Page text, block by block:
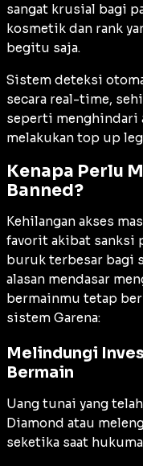
sangat krusial bagi
kosmetik dan rank
begitu saja.
Sistem deteksi
secara real-time,
seperti menghindari
melakukan top up
Kenapa Perlu
Banned?
Kehilangan akses
favorit akibat sanksi
buruk terbesar bagi
alasan mendasar
bermainmu tetap
sistem Garena:
Melindungi
Bermain
Uang tunai yang
Diamond atau
seketika saat